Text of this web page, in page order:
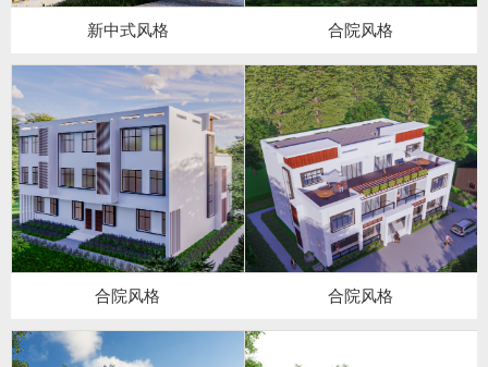
新中式风格 合院风格
合院风格 合院风格